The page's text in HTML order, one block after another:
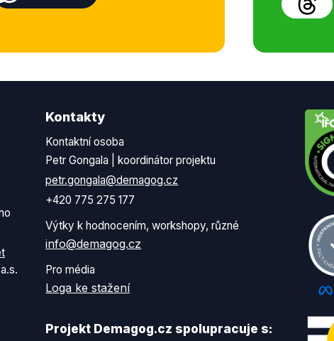
Kontakty
Kontaktní osoba
Petr Gongala | koordinátor projektu
petr.gongala@demagog.cz
+420 775 275 177
Výtky k hodnocením, workshopy, různé
info@demagog.cz
Pro média
Loga ke stažení
Projekt Demagog.cz spolupracuje s: